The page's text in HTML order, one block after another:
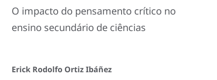
O impacto do pensamento crítico no
ensino secundário de ciências
Erick Rodolfo Ortiz Ibáñez